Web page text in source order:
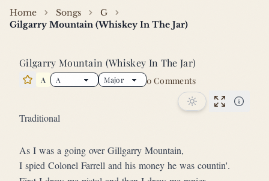
Home Songs
G
Gilgarry Mountain (Whiskey In The Jar)
Gilgarry Mountain (Whiskey In The Jar)
Star this song
A 0 Comments
Traditional
As I was a going over Gillgarry Mountain,
I spied Colonel Farrell and his money he was countin'.